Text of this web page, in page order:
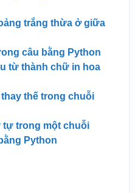
trắng thừa ở giữa
câu bằng Python
từ thành chữ in hoa
thay thế trong chuỗi
tự trong một chuỗi
Python